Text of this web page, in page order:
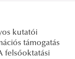
kutatói
támogatás
felsőoktatási